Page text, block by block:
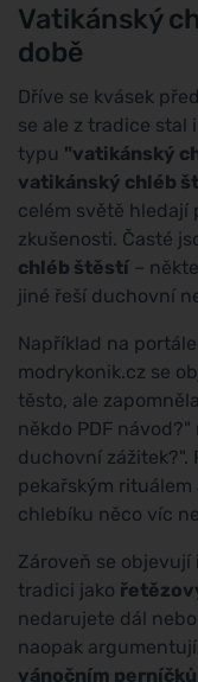
Vatikánský
době
Dříve se kvásek
se ale z tradice
typu "vatikánský
vatikánský chléb
celém světě hledají
zkušenosti. Časté
chléb štěstí –
jiné řeší duchovní
Například na
modrykonik.cz se
těsto, ale
někdo PDF
duchovní zážitek?".
pekařským
chlebíku něco víc
Zároveň se objevují
tradici jako
nedarujete dál
naopak
vánočním